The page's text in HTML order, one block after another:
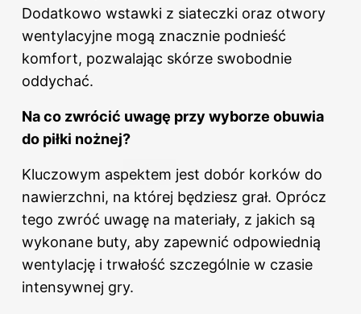
Dodatkowo wstawki z siateczki oraz otwory
wentylacyjne mogą znacznie podnieść
komfort, pozwalając skórze swobodnie
oddychać.
Na co zwrócić uwagę przy wyborze obuwia
do piłki nożnej?
Kluczowym aspektem jest dobór korków do
nawierzchni, na której będziesz grał. Oprócz
tego zwróć uwagę na materiały, z jakich są
wykonane buty, aby zapewnić odpowiednią
wentylację i trwałość szczególnie w czasie
intensywnej gry.